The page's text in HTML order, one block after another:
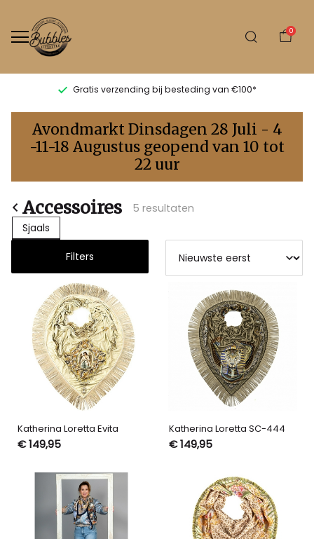
0
Gratis verzending bij besteding van €100*
Accessoires
Bubbles
Sluis
Avondmarkt Dinsdagen 28 Juli - 4
-11-18 Augustus geopend van 10 tot
22 uur
Accessoires
5 resultaten
Sjaals
Filters
Katherina Loretta Evita
€ 149,95
Katherina Loretta SC-444
€ 149,95